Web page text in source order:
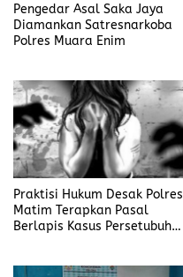
Pengedar Asal Saka Jaya
Diamankan Satresnarkoba
Polres Muara Enim
Praktisi Hukum Desak Polres
Matim Terapkan Pasal
Berlapis Kasus Persetubuhan